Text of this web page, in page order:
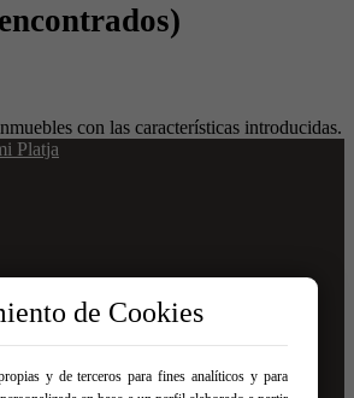
con las características introducidas.
de Cookies
y de terceros para fines analíticos y para